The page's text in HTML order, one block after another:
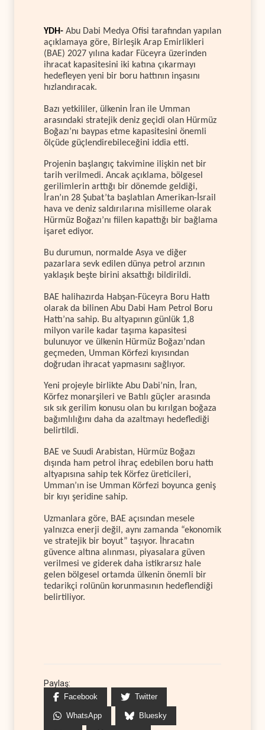
YDH- Abu Dabi Medya Ofisi tarafından yapılan
açıklamaya göre, Birleşik Arap Emirlikleri
(BAE) 2027 yılına kadar Füceyra üzerinden
ihracat kapasitesini iki katına çıkarmayı
hedefleyen yeni bir boru hattının inşasını
hızlandıracak.
Bazı yetkililer, ülkenin İran ile Umman
arasındaki stratejik deniz geçidi olan Hürmüz
Boğazı’nı baypas etme kapasitesini önemli
ölçüde güçlendirebileceğini iddia etti.
Projenin başlangıç takvimine ilişkin net bir
tarih verilmedi. Ancak açıklama, bölgesel
gerilimlerin arttığı bir dönemde geldiği,
İran’ın 28 Şubat’ta başlatılan Amerikan-İsrail
hava ve deniz saldırılarına misilleme olarak
Hürmüz Boğazı’nı fiilen kapattığı bir bağlama
işaret ediyor.
Bu durumun, normalde Asya ve diğer
pazarlara sevk edilen dünya petrol arzının
yaklaşık beşte birini aksattığı bildirildi.
BAE halihazırda Habşan-Füceyra Boru Hattı
olarak da bilinen Abu Dabi Ham Petrol Boru
Hattı’na sahip. Bu altyapının günlük 1,8
milyon varile kadar taşıma kapasitesi
bulunuyor ve ülkenin Hürmüz Boğazı’ndan
geçmeden, Umman Körfezi kıyısından
doğrudan ihracat yapmasını sağlıyor.
Yeni projeyle birlikte Abu Dabi’nin, İran,
Körfez monarşileri ve Batılı güçler arasında
sık sık gerilim konusu olan bu kırılgan boğaza
bağımlılığını daha da azaltmayı hedeflediği
belirtildi.
BAE ve Suudi Arabistan, Hürmüz Boğazı
dışında ham petrol ihraç edebilen boru hattı
altyapısına sahip tek Körfez üreticileri,
Umman’ın ise Umman Körfezi boyunca geniş
bir kıyı şeridine sahip.
Uzmanlara göre, BAE açısından mesele
yalnızca enerji değil, aynı zamanda “ekonomik
ve stratejik bir boyut” taşıyor. İhracatın
güvence altına alınması, piyasalara güven
verilmesi ve giderek daha istikrarsız hale
gelen bölgesel ortamda ülkenin önemli bir
tedarikçi rolünün korunmasının hedeflendiği
belirtiliyor.
Paylaş:
Facebook Twitter
WhatsApp Bluesky